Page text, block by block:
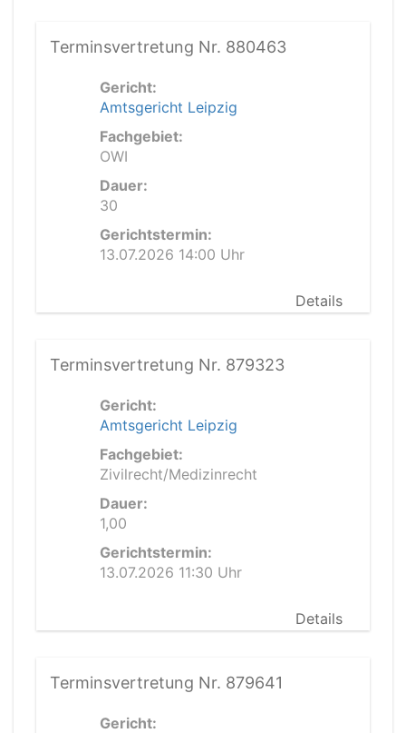
Terminsvertretung Nr. 880463
Gericht:
Amtsgericht Leipzig
Fachgebiet:
OWI
Dauer:
30
Gerichtstermin:
13.07.2026 14:00 Uhr
Details
Terminsvertretung Nr. 879323
Gericht:
Amtsgericht Leipzig
Fachgebiet:
Zivilrecht/Medizinrecht
Dauer:
1,00
Gerichtstermin:
13.07.2026 11:30 Uhr
Details
Terminsvertretung Nr. 879641
Gericht: